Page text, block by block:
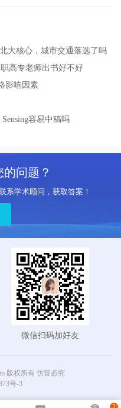
北大核心，城市交通落选了吗
高专老师出书好不好
影响因素
Sensing容易中稿吗
问题？
系学术顾问，获取答案！
微信扫码加好友
版权所有 仿冒必究
号-3